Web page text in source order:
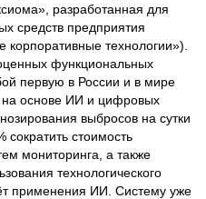
разработанная для
средств предприятия
технологии»).
функциональных
первую в России и в мире
на основе ИИ и цифровых
выбросов на сутки
сократить стоимость
мониторинга, а также
технологического
применения ИИ. Систему уже